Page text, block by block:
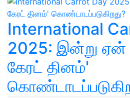
International
2025: இன்று ஏன்
கேரட் தினம்'